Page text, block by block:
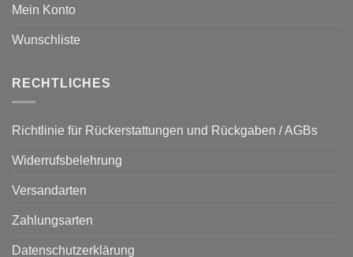
Mein Konto
Wunschliste
RECHTLICHES
Richtlinie für Rückerstattungen und Rückgaben / AGBs
Widerrufsbelehrung
Versandarten
Zahlungsarten
Datenschutzerklärung